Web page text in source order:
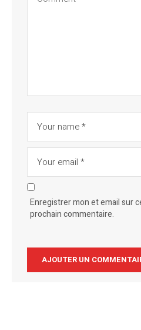
Enregistrer mon et email sur
prochain commentaire.